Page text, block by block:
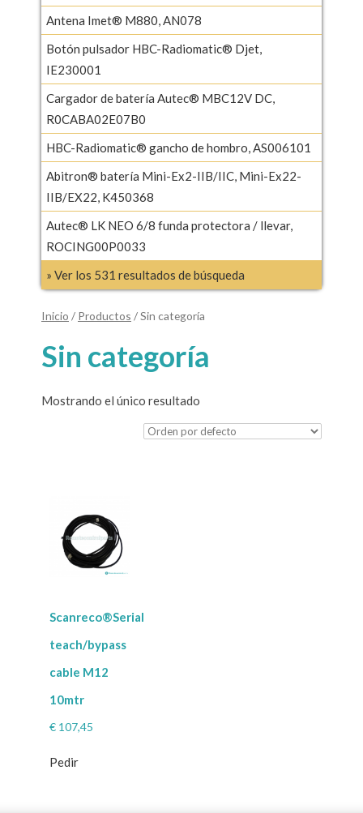
Antena Imet® M880, AN078
Botón pulsador HBC-Radiomatic® Djet,
IE230001
Cargador de batería Autec® MBC12V DC,
R0CABA02E07B0
HBC-Radiomatic® gancho de hombro, AS006101
Abitron® batería Mini-Ex2-IIB/IIC, Mini-Ex22-
IIB/EX22, K450368
Autec® LK NEO 6/8 funda protectora / llevar,
ROCING00P0033
» Ver los 531 resultados de búsqueda
Inicio / Productos / Sin categoría
Sin categoría
Mostrando el único resultado
Scanreco®Serial
teach/bypass
cable M12
10mtr
€ 107,45
Pedir